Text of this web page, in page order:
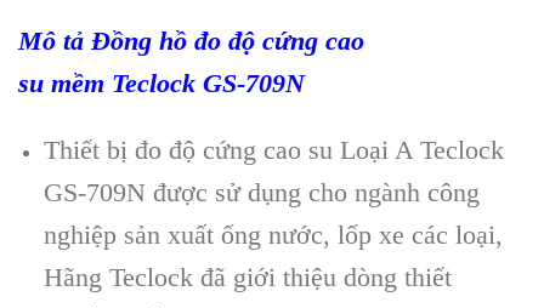
Mô tả Đồng hồ đo độ cứng cao
su mềm Teclock GS-709N
Thiết bị đo độ cứng cao su Loại A Teclock
GS-709Nđược sử dụng cho ngành công
nghiệp sản xuất ống nước, lốp xe các loại,
Hãng Teclock đã giới thiệu dòng thiết